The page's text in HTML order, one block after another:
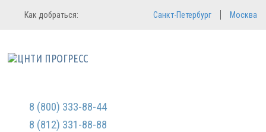
Регистрация
Мы не передаем ваши данные
третьим лицам и не рассылаем
Вход в систему
Как добраться: Санкт-Петербург Москва
8 (800) 333-88-44
8 (812) 331-88-88